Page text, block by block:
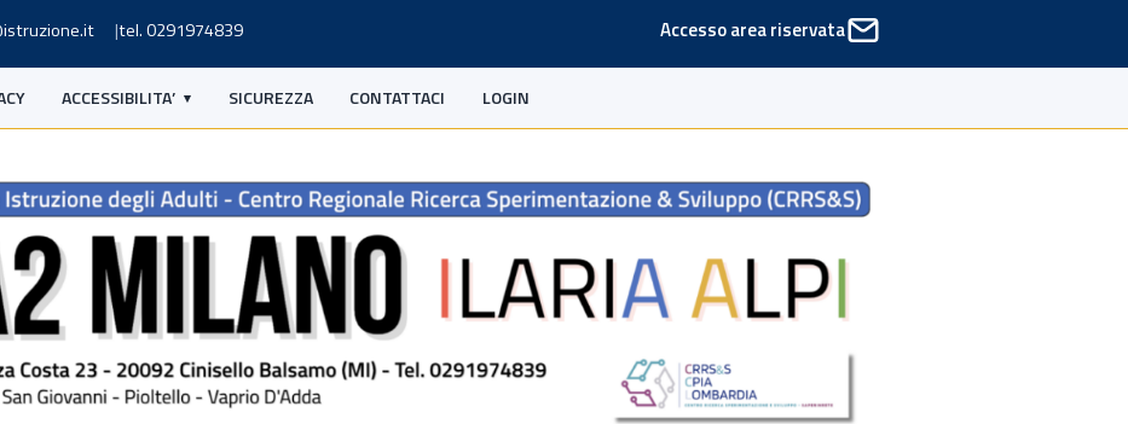
tel. 0291974839 Accesso area riservata
ACCESSIBILITA’ SICUREZZA CONTATTACI LOGIN